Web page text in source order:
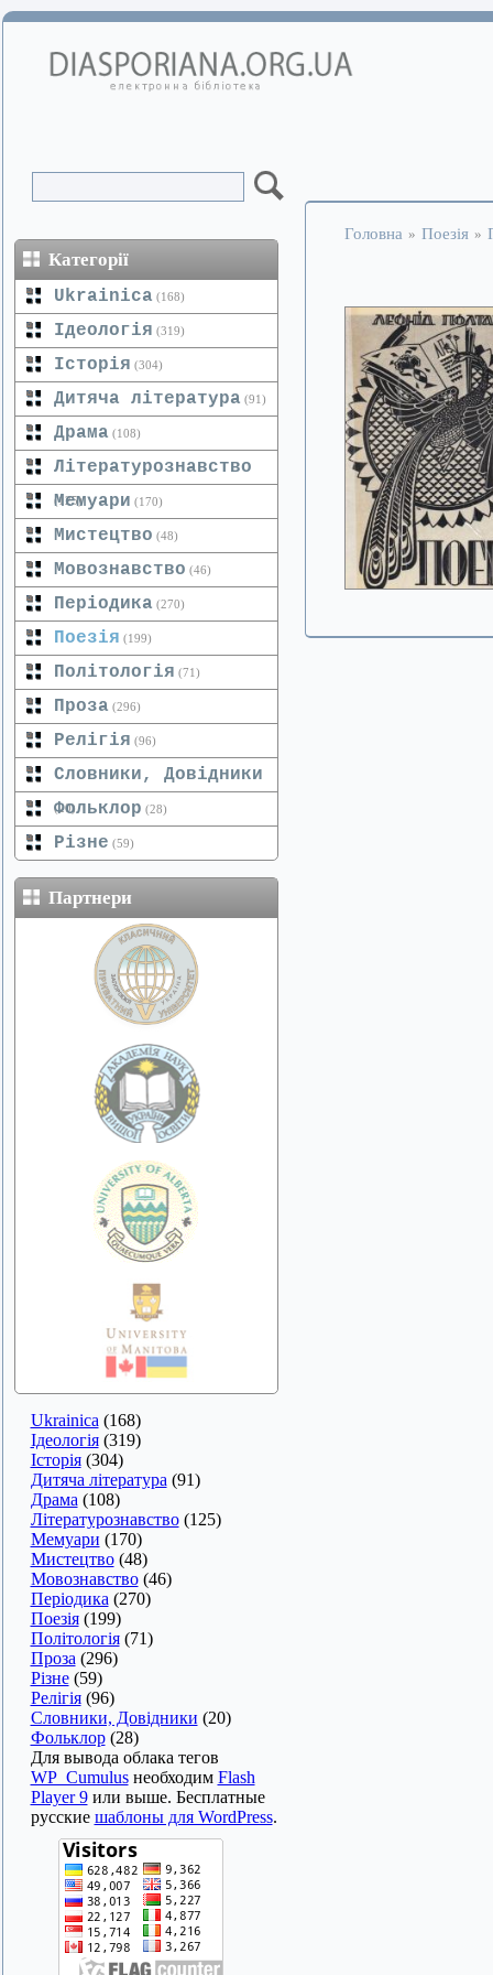
Категорії
Ukrainica (168)
Ідеологія (319)
Історія (304)
Дитяча література (91)
Драма (108)
Літературознавство
(125)
Мемуари (170)
Мистецтво (48)
Мовознавство (46)
Періодика (270)
Поезія (199)
Політологія (71)
Проза (296)
Релігія (96)
Словники, Довідники
(20)
Фольклор (28)
Різне (59)
Партнери
Ukrainica (168)
Ідеологія(319)
Історія(304)
Дитяча література (91)
Драма (108)
Літературознавство(125)
Мемуари (170)
Мистецтво(48)
Мовознавство(46)
Періодика (270)
Поезія(199)
Політологія(71)
Проза (296)
Різне(59)
Релігія(96)
Словники, Довідники (20)
Фольклор(28)
Для вывода облака тегов
WP_Cumulusнеобходим Flash
Player 9или выше. Бесплатные
русские шаблоны для WordPress.
Головна » Поезія »